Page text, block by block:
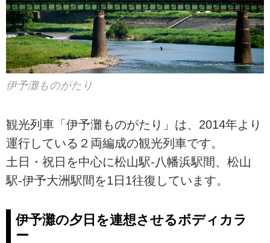
伊予灘ものがたり
観光列車「伊予灘ものがたり」は、2014年より
運行している２両編成の観光列車です。
土日・祝日を中心に松山駅-八幡浜駅間、松山
駅-伊予大洲駅間を1日1往復しています。
伊予灘の夕日を連想させるボディカラ
ー